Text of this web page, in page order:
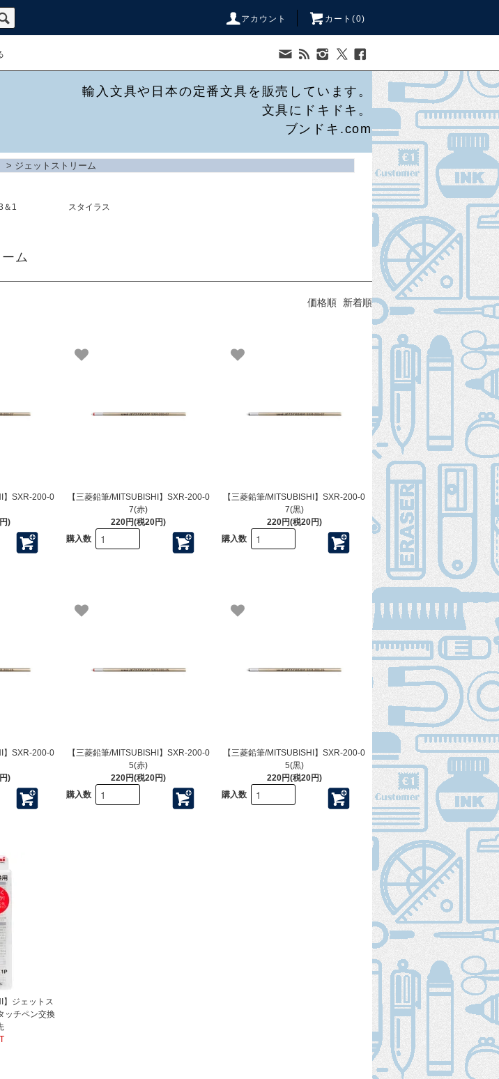
アカウント カート(0)
輸入文具や日本の定番文具を販売しています。
文具にドキドキ。
ブンドキ.com
> ジェットストリーム
＆1 スタイラス
ム
価格順 新着順
】SXR-200-0
)
【三菱鉛筆/MITSUBISHI】SXR-200-0
7(赤)
220円(税20円)
購入数
【三菱鉛筆/MITSUBISHI】SXR-200-0
7(黒)
220円(税20円)
購入数
】SXR-200-0
)
【三菱鉛筆/MITSUBISHI】SXR-200-0
5(赤)
220円(税20円)
購入数
【三菱鉛筆/MITSUBISHI】SXR-200-0
5(黒)
220円(税20円)
購入数
】ジェットス
ッチペン交換